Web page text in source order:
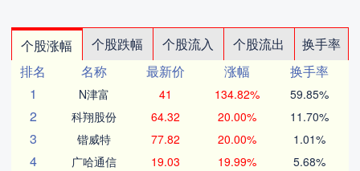
个股涨幅 个股跌幅 个股流入 个股流出
换手率
排名
名称 最新价 涨幅
换手率
1
N津富 41 134.82% 59.85%
2 科翔股份 64.32 20.00% 11.70%
3 锴威特 77.82 20.00% 1.01%
4 广哈通信 19.03 19.99% 5.68%